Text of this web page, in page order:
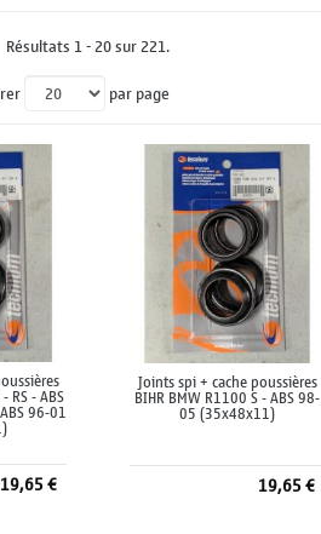
Résultats 1 - 20 sur 221.
par page
RS - ABS
96-01
19,65 €
Joints spi + cache poussières
BIHR BMW R1100 S - ABS 98-
05 (35x48x11)
19,65 €